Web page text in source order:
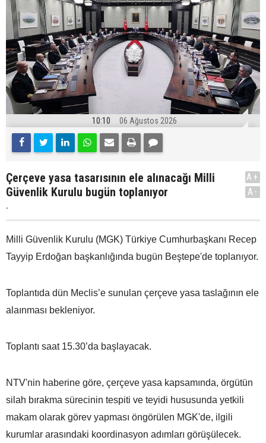
10:10 06 Ağustos 2026
Çerçeve yasa tasarısının ele alınacağı Milli
Güvenlik Kurulu bugün toplanıyor
.
A+
A-
Milli Güvenlik Kurulu (MGK) Türkiye Cumhurbaşkanı Recep
Tayyip Erdoğan başkanlığında bugün Beştepe'de toplanıyor.
Toplantıda dün Meclis’e sunulan çerçeve yasa taslağının ele
alaınması bekleniyor.
Toplantı saat 15.30’da başlayacak.
NTV'nin haberine göre, çerçeve yasa kapsamında, örgütün
silah bırakma sürecinin tespiti ve teyidi hususunda yetkili
makam olarak görev yapması öngörülen MGK'de, ilgili
kurumlar arasındaki koordinasyon adımları görüşülecek.